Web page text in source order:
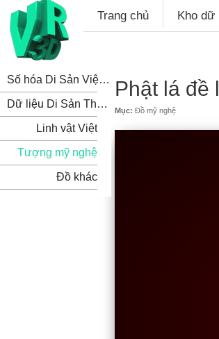
Trang chủ Kho dữ
Phật lá đề
Mục: Đồ mỹ nghệ
Số hóa Di Sản Việt Nam
Dữ liệu Di Sản Thế Giới
Linh vật Việt
Tượng mỹ nghệ
Đồ khác